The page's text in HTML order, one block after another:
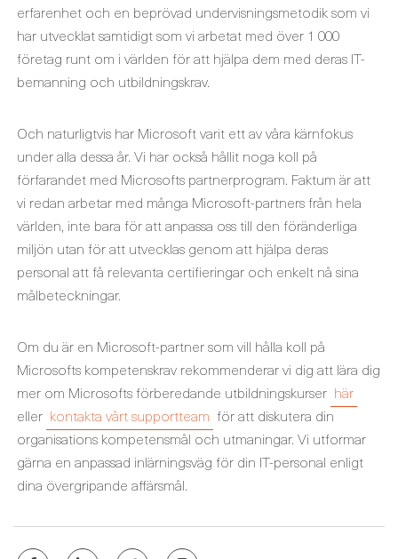
erfarenhet och en beprövad undervisningsmetodik som vi
har utvecklat samtidigt som vi arbetat med över 1 000
företag runt om i världen för att hjälpa dem med deras IT-
bemanning och utbildningskrav.
Och naturligtvis har Microsoft varit ett av våra kärnfokus
under alla dessa år. Vi har också hållit noga koll på
förfarandet med Microsofts partnerprogram. Faktum är att
vi redan arbetar med många Microsoft-partners från hela
världen, inte bara för att anpassa oss till den föränderliga
miljön utan för att utvecklas genom att hjälpa deras
personal att få relevanta certifieringar och enkelt nå sina
målbeteckningar.
Om du är en Microsoft-partner som vill hålla koll på
Microsofts kompetenskrav rekommenderar vi dig att lära dig
mer om Microsofts förberedande utbildningskurser här
eller kontakta vårt supportteam för att diskutera din
organisations kompetensmål och utmaningar. Vi utformar
gärna en anpassad inlärningsväg för din IT-personal enligt
dina övergripande affärsmål.